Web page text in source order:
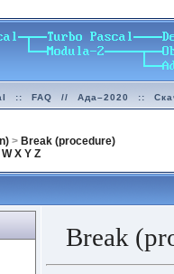
:: FAQ // Ада–2020 ::
> Break (procedure)
W X Y Z
Break